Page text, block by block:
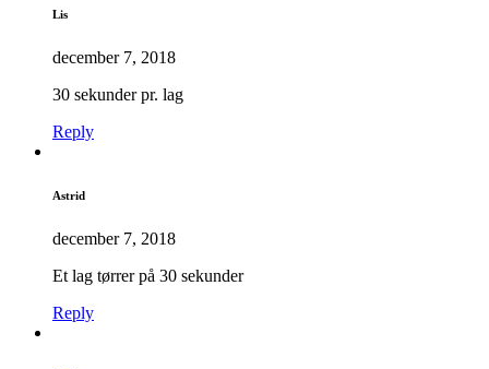
Lis
december 7, 2018
30 sekunder pr. lag
Reply
Astrid
december 7, 2018
Et lag tørrer på 30 sekunder
Reply